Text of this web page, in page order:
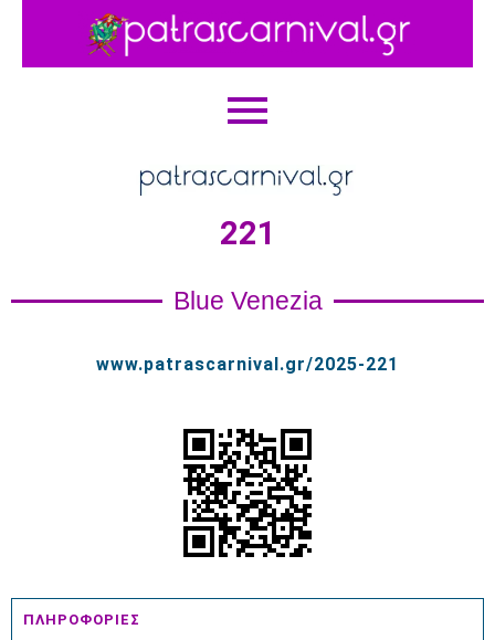
221
Blue Venezia
www.patrascarnival.gr/2025-221
ΠΛΗΡΟΦΟΡΙΕΣ